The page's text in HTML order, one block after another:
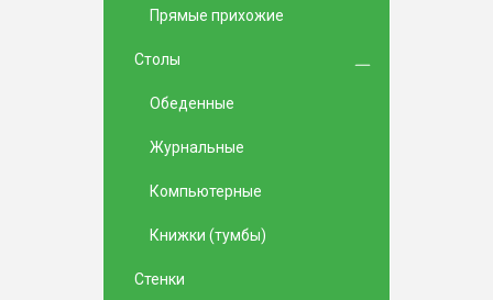
Прямые прихожие
Столы
Обеденные
Журнальные
Компьютерные
Книжки (тумбы)
Стенки